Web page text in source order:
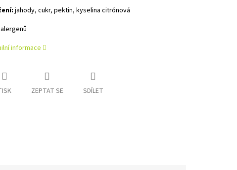
jahody, cukr, pektin, kyselina citrónová
informace
ZEPTAT SE SDÍLET